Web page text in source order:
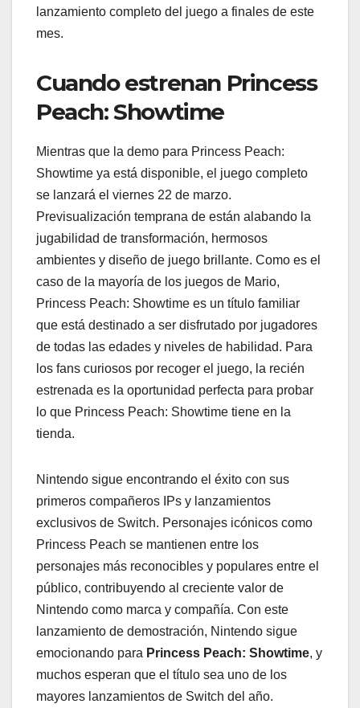
lanzamiento completo del juego a finales de este
mes.
Cuando estrenan Princess
Peach: Showtime
Mientras que la demo para Princess Peach:
Showtime ya está disponible, el juego completo
se lanzará el viernes 22 de marzo.
Previsualización temprana de están alabando la
jugabilidad de transformación, hermosos
ambientes y diseño de juego brillante. Como es el
caso de la mayoría de los juegos de Mario,
Princess Peach: Showtime es un título familiar
que está destinado a ser disfrutado por jugadores
de todas las edades y niveles de habilidad. Para
los fans curiosos por recoger el juego, la recién
estrenada es la oportunidad perfecta para probar
lo que Princess Peach: Showtime tiene en la
tienda.
Nintendo sigue encontrando el éxito con sus
primeros compañeros IPs y lanzamientos
exclusivos de Switch. Personajes icónicos como
Princess Peach se mantienen entre los
personajes más reconocibles y populares entre el
público, contribuyendo al creciente valor de
Nintendo como marca y compañía. Con este
lanzamiento de demostración, Nintendo sigue
emocionando para Princess Peach: Showtime, y
muchos esperan que el título sea uno de los
mayores lanzamientos de Switch del año.